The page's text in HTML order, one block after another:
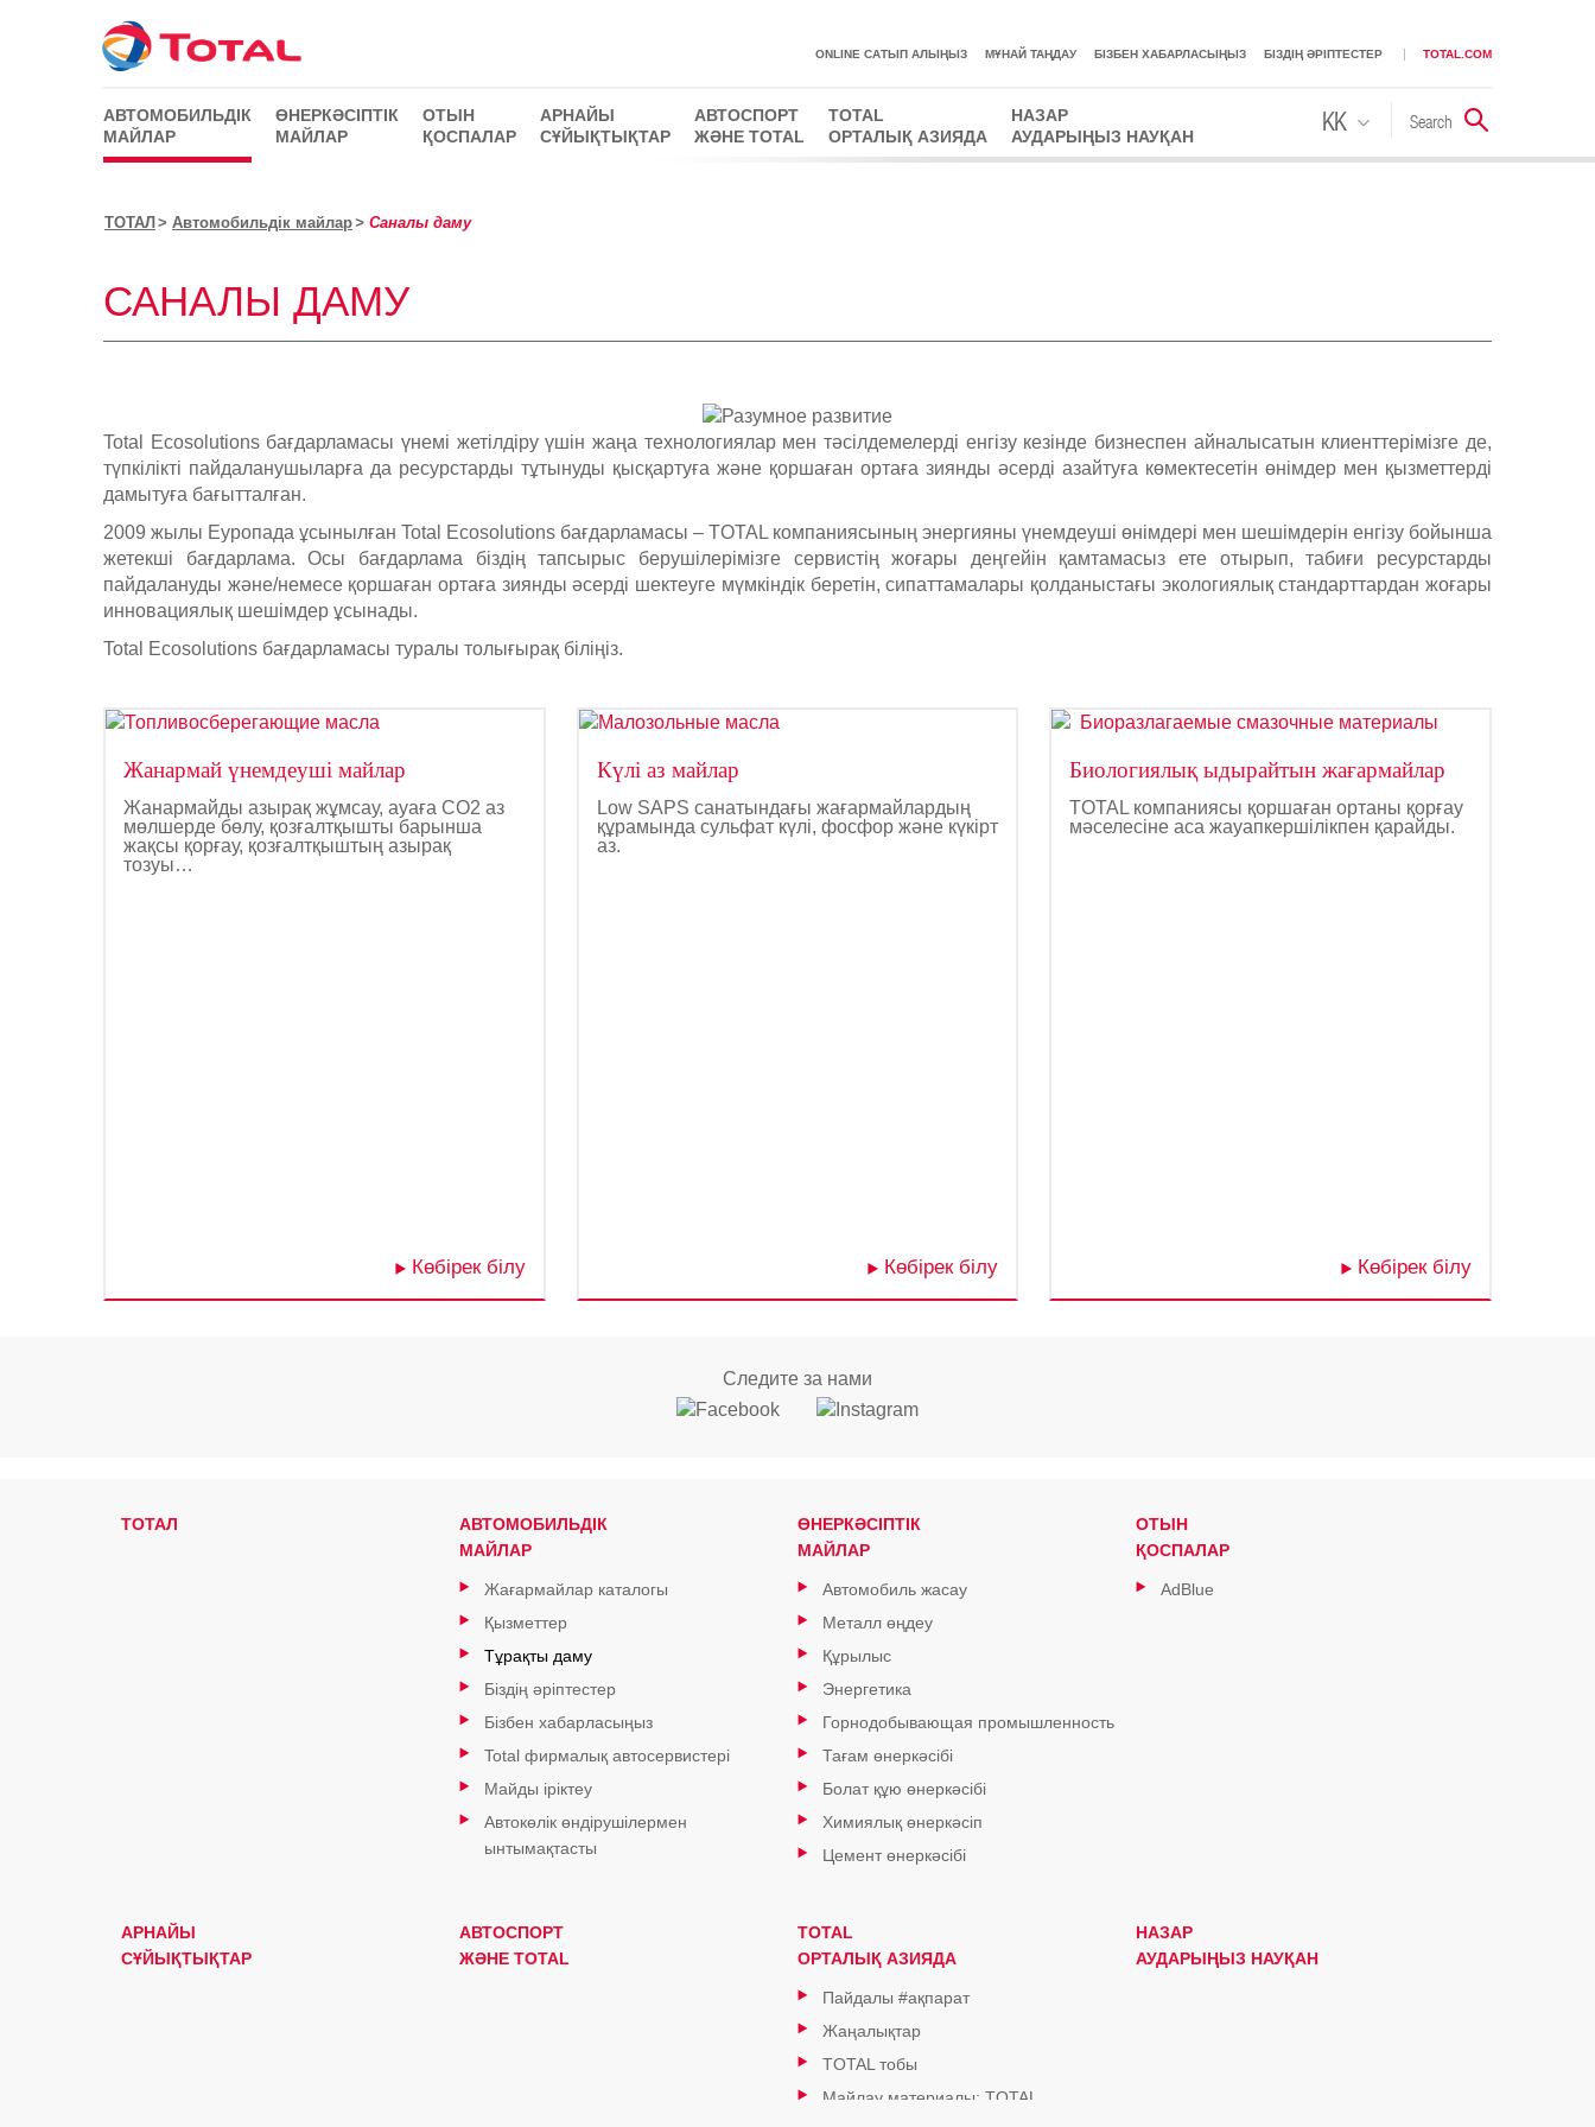
ONLINE САТЫП АЛЫҢЫЗ MҰНАЙ ТАҢДАУ БІЗБЕН ХАБАРЛАСЫҢЫЗ БІЗДІҢ ӘРІПТЕСТЕР TOTAL.COM
АВТОМОБИЛЬДІК
МАЙЛАР
ӨНЕРКӘСІПТІК
МАЙЛАР
ОТЫН
ҚОСПАЛАР
АРНАЙЫ
СҰЙЫҚТЫҚТАР
АВТОСПОРТ
ЖӘНЕ TOTAL
TOTAL
ОРТАЛЫҚ АЗИЯДА
НАЗАР
АУДАРЫҢЫЗ НАУҚАН
KK
RU
Search Іздестіру
ТОТАЛ Автомобильдік майлар Саналы даму
САНАЛЫ ДАМУ
Total Ecosolutions бағдарламасы үнемі жетілдіру үшін жаңа технологиялар мен тәсілдемелерді енгізу кезінде бизнеспен айналысатын клиенттерімізге де,
түпкілікті пайдаланушыларға да ресурстарды тұтынуды қысқартуға және қоршаған ортаға зиянды әсерді азайтуға көмектесетін өнімдер мен қызметтерді
дамытуға бағытталған.
2009 жылы Еуропада ұсынылған Total Ecosolutions бағдарламасы – TOTAL компаниясының энергияны үнемдеуші өнімдері мен шешімдерін енгізу бойынша
жетекші бағдарлама. Осы бағдарлама біздің тапсырыс берушілерімізге сервистің жоғары деңгейін қамтамасыз ете отырып, табиғи ресурстарды
пайдалануды және/немесе қоршаған ортаға зиянды әсерді шектеуге мүмкіндік беретін, сипаттамалары қолданыстағы экологиялық стандарттардан жоғары
инновациялық шешімдер ұсынады.
Total Ecosolutions бағдарламасы туралы толығырақ біліңіз.
Жанармай үнемдеуші майлар
Жанармайды азырақ жұмсау, ауаға CO2 аз
мөлшерде бөлу, қозғалтқышты барынша
жақсы қорғау, қозғалтқыштың азырақ
тозуы…
Көбірек білу
Күлі аз майлар
Low SAPS санатындағы жағармайлардың
құрамында сульфат күлі, фосфор және күкірт
аз.
Көбірек білу
Биологиялық ыдырайтын жағармайлар
TOTAL компаниясы қоршаған ортаны қорғау
мәселесіне аса жауапкершілікпен қарайды.
Көбірек білу
Следите за нами
ТОТАЛ
АВТОМОБИЛЬДІК
МАЙЛАР
Жағармайлар каталогы
Қызметтер
Тұрақты даму
Біздің әріптестер
Бізбен хабарласыңыз
Total фирмалық автосервистері
Майды іріктеу
Автокөлік өндірушілермен
ынтымақтасты
ӨНЕРКӘСІПТІК
МАЙЛАР
Автомобиль жасау
Металл өңдеу
Құрылыс
Энергетика
Горнодобывающая промышленность
Тағам өнеркәсібі
Болат құю өнеркәсібі
Химиялық өнеркәсіп
Цемент өнеркәсібі
ОТЫН
ҚОСПАЛАР
AdBlue
АРНАЙЫ
СҰЙЫҚТЫҚТАР
АВТОСПОРТ
ЖӘНЕ TOTAL
TOTAL
ОРТАЛЫҚ АЗИЯДА
Пайдалы #ақпарат
Жаңалықтар
TOTAL тобы
Майлау материалы: TOTAL
НАЗАР
АУДАРЫҢЫЗ НАУҚАН